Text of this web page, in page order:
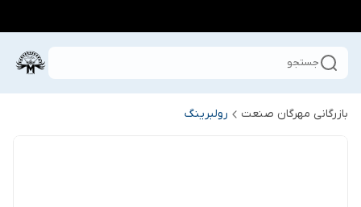
جستجو
بازرگانی مهرگان صنعت رولبرینگ